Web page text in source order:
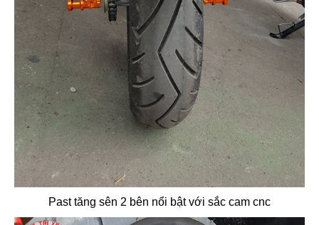
Past tăng sên 2 bên nổi bật với sắc cam cnc